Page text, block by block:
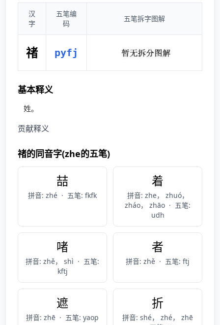
汉
字
五笔编
码
五笔拆字图解
禇 pyfj
基本释义
姓。
贡献释义
禇的同音字(zhe的五笔)
喆
拼音: zhé · 五笔: fkfk
着
拼音: zhe， zhuó，
zháo， zhāo · 五笔:
udh
啫
拼音: zhě， shì · 五笔:
kftj
者
拼音: zhě · 五笔: ftj
遮
拼音: zhē · 五笔: yaop
折
拼音: shé， zhé， zhē